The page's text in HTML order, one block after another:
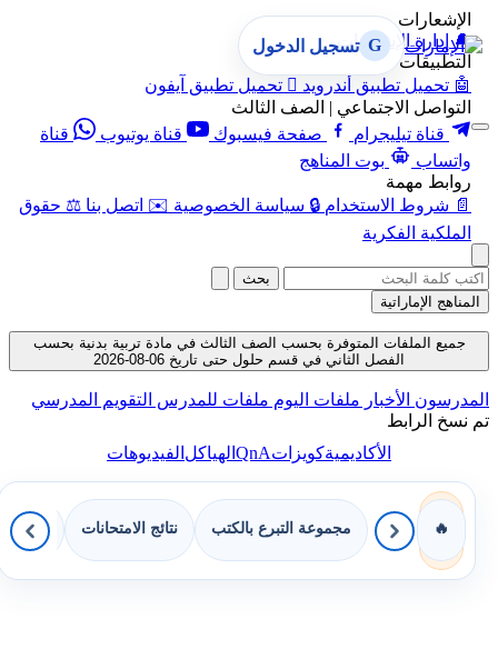
الإشعارات
🔔 إدارة الإشعارات
التطبيقات
🤖 تحميل تطبيق أندرويد  تحميل تطبيق آيفون
التواصل الاجتماعي | الصف الثالث
قناة تيليجرام
صفحة فيسبوك قناة يوتيوب
قناة
واتساب
بوت المناهج
روابط مهمة
شروط الاستخدام 🔒 سياسة الخصوصية ✉️ اتصل بنا ⚖️ حقوق
الملكية الفكرية
G تسجيل الدخول
بحث
المناهج الإماراتية
جميع الملفات المتوفرة بحسب الصف الثالث في مادة تربية بدنية بحسب
الفصل الثاني في قسم حلول حتى تاريخ 06-08-2026
الأخبارملفات اليومملفات للمدرس التقويم المدرسي
نسخ الرابط
الأكاديميةكويزاتQnAالهياكلالفيديوهات
مجموعة التبرع بالكتب نتائج الامتحانات كويزات